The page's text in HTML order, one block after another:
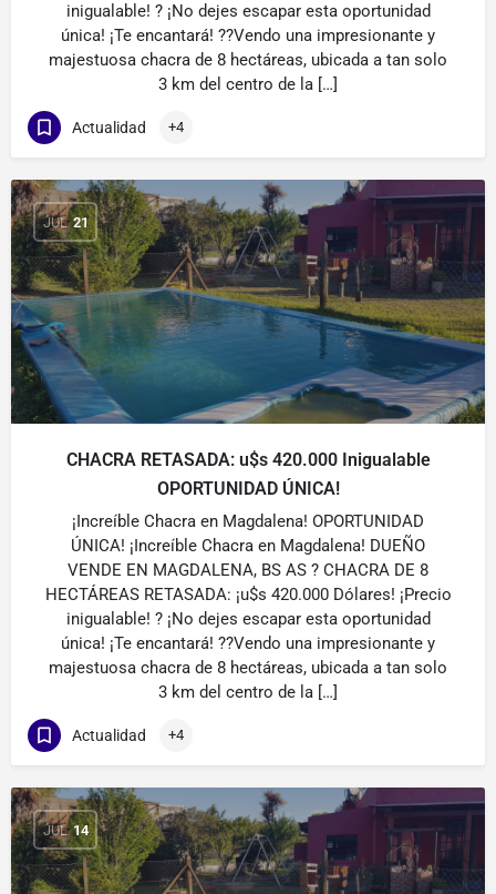
inigualable! ? ¡No dejes escapar esta oportunidad
única! ¡Te encantará! ??Vendo una impresionante y
majestuosa chacra de 8 hectáreas, ubicada a tan solo
3 km del centro de la […]
Actualidad +4
JUL 21
CHACRA RETASADA: u$s 420.000 Inigualable
OPORTUNIDAD ÚNICA!
¡Increíble Chacra en Magdalena! OPORTUNIDAD
ÚNICA! ¡Increíble Chacra en Magdalena! DUEÑO
VENDE EN MAGDALENA, BS AS ? CHACRA DE 8
HECTÁREAS RETASADA: ¡u$s 420.000 Dólares! ¡Precio
inigualable! ? ¡No dejes escapar esta oportunidad
única! ¡Te encantará! ??Vendo una impresionante y
majestuosa chacra de 8 hectáreas, ubicada a tan solo
3 km del centro de la […]
Actualidad +4
JUL 14